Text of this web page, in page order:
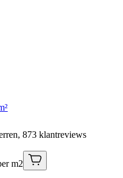
873 klantreviews
m2